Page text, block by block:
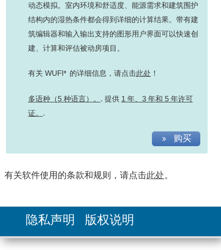
动态模拟。室内环境和舒适度、能源需求和建筑围护
结构内的湿热条件都会得到详细的计算结果。带有建
筑编辑器和输入输出支持的图形用户界面可以快速创
建、计算和评估被动房项目。
有关 WUFI ® 的详细信息，请点击此处 ！
多语种（5 种语言）。 . 提供 1 年、3 年和 5 年许可
证。 .
购买
10年许可证可在有效期内升级到更新的许可证。新的许可
[WUFI] Pro 6.x:
Pro 6 许可证密钥。要购买升级版，必须先验证现有
对于仅将软件用于非商业教育目的的大学和其他教育
可证价格。使用条款如下：
教学目的。购买教学许可证后，我们将根据要求提
更多信息
如要申请 WUFI®Light版本，请输入您的详细联系信
对于非商业用途，我们提供 WUFI®Light（WUFI®
Pro 的限制版本）免费下载版本。该版本的使用期限
为 4 周，计算年限为 2 年。
我们为客户提供项目和模拟相关问题的科研支持，
• 湿热模拟模型的基础知识和验证
• 检查选定方法和输入的数据
有关软件使用的条款和规则，请点击此处。
隐私声明 版权说明